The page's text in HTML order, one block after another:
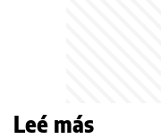
Leé más